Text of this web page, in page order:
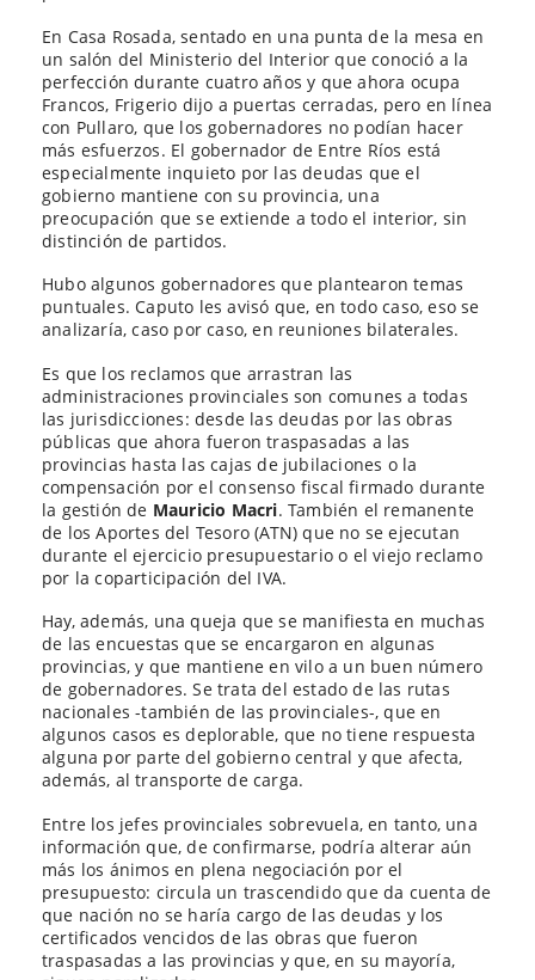
En Casa Rosada, sentado en una punta de la mesa en
un salón del Ministerio del Interior que conoció a la
perfección durante cuatro años y que ahora ocupa
Francos, Frigerio dijo a puertas cerradas, pero en línea
con Pullaro, que los gobernadores no podían hacer
más esfuerzos. El gobernador de Entre Ríos está
especialmente inquieto por las deudas que el
gobierno mantiene con su provincia, una
preocupación que se extiende a todo el interior, sin
distinción de partidos.
Hubo algunos gobernadores que plantearon temas
puntuales. Caputo les avisó que, en todo caso, eso se
analizaría, caso por caso, en reuniones bilaterales.
Es que los reclamos que arrastran las
administraciones provinciales son comunes a todas
las jurisdicciones: desde las deudas por las obras
públicas que ahora fueron traspasadas a las
provincias hasta las cajas de jubilaciones o la
compensación por el consenso fiscal firmado durante
la gestión de Mauricio Macri. También el remanente
de los Aportes del Tesoro (ATN) que no se ejecutan
durante el ejercicio presupuestario o el viejo reclamo
por la coparticipación del IVA.
Hay, además, una queja que se manifiesta en muchas
de las encuestas que se encargaron en algunas
provincias, y que mantiene en vilo a un buen número
de gobernadores. Se trata del estado de las rutas
nacionales -también de las provinciales-, que en
algunos casos es deplorable, que no tiene respuesta
alguna por parte del gobierno central y que afecta,
además, al transporte de carga.
Entre los jefes provinciales sobrevuela, en tanto, una
información que, de confirmarse, podría alterar aún
más los ánimos en plena negociación por el
presupuesto: circula un trascendido que da cuenta de
que nación no se haría cargo de las deudas y los
certificados vencidos de las obras que fueron
traspasadas a las provincias y que, en su mayoría,